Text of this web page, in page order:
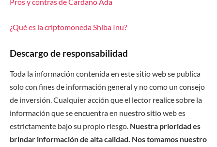
¿Qué es la criptomoneda Shiba Inu?
Descargo de responsabilidad
Toda la información contenida en este sitio web se publica
solo con fines de información general y no como un consejo
de inversión. Cualquier acción que el lector realice sobre la
información que se encuentra en nuestro sitio web es
estrictamente bajo su propio riesgo. Nuestra prioridad es
brindar información de alta calidad. Nos tomamos nuestro